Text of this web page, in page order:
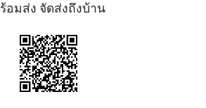
อมส่ง จัดส่งถึงบ้าน